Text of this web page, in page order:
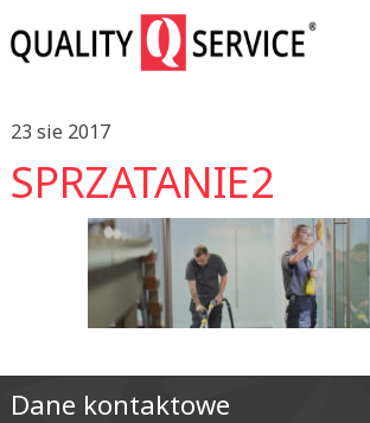
23 sie 2017
SPRZATANIE2
Dane kontaktowe